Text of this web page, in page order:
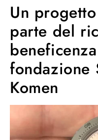
Un
parte del
fondazione
Komen